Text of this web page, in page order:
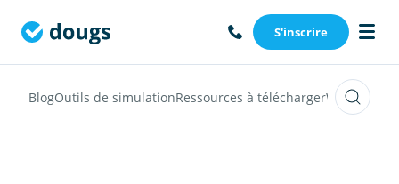
S'inscrire
BlogOutils de simulationRessources à téléchargerWebinars